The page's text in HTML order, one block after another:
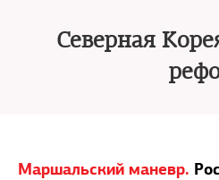
Северная
Маршальский маневр.